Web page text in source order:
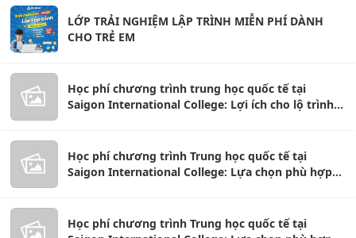
LỚP TRẢI NGHIỆM LẬP TRÌNH MIỄN PHÍ DÀNH
CHO TRẺ EM
Học phí chương trình trung học quốc tế tại
Saigon International College: Lợi ích cho lộ trình
Học phí chương trình Trung học quốc tế tại
Saigon International College: Lựa chọn phù hợp
Học phí chương trình Trung học quốc tế tại